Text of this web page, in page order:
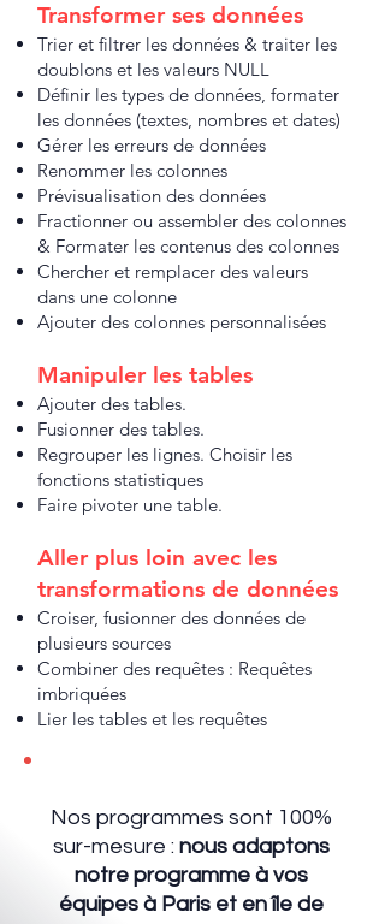
Transformer ses données
Trier et filtrer les données & traiter les
doublons et les valeurs NULL
Définir les types de données, formater
les données (textes, nombres et dates)
Gérer les erreurs de données
Renommer les colonnes
Prévisualisation des données
Fractionner ou assembler des colonnes
& Formater les contenus des colonnes
Chercher et remplacer des valeurs
dans une colonne
Ajouter des colonnes personnalisées
Manipuler les tables
Ajouter des tables.
Fusionner des tables.
Regrouper les lignes. Choisir les
fonctions statistiques
Faire pivoter une table.
Aller plus loin avec les
transformations de données
Croiser, fusionner des données de
plusieurs sources
Combiner des requêtes : Requêtes
imbriquées
Lier les tables et les requêtes
Nos programmes sont 100%
sur-mesure : nous adaptons
notre programme à vos
équipes à Paris et en île de